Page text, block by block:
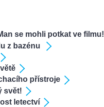
se mohli potkat ve filmu!
z bazénu
přístroje
svět!
letectví